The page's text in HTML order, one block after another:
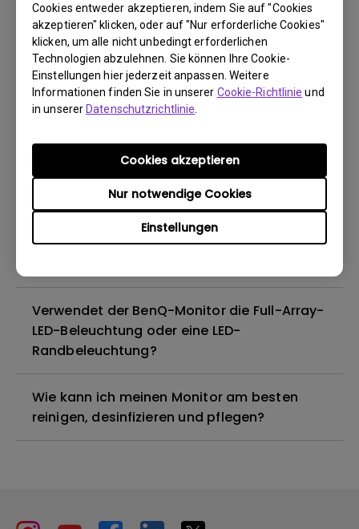
Cookies entweder akzeptieren, indem Sie auf "Cookies
akzeptieren" klicken, oder auf "Nur erforderliche Cookies"
klicken, um alle nicht unbedingt erforderlichen
Technologien abzulehnen. Sie können Ihre Cookie-
Einstellungen hier jederzeit anpassen. Weitere
Informationen finden Sie in unserer Cookie-Richtlinie und
in unsererDatenschutzrichtlinie
Einstellungen
Nur notwendige Cookies
Cookies akzeptieren
Muss ich den WHQL-Treiber (Windows
Hardware Quality Labs) in Windows für
meinen BenQ-Monitor installieren? Gibt es
eine aktualisierte Version des WHQL-
Treibers?
Wieso flackert mein Monitor?
Sind alle BenQ-Monitore oder nur
bestimmte Modelle quecksilberfrei?
Verwendet der BenQ-Monitor die Full-Array-
LED-Beleuchtung oder eine LED-
Randbeleuchtung?
Wie kann ich meinen Monitor am besten
reinigen, desinfizieren und pflegen?